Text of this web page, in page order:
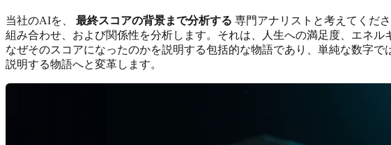
当社のAIを、 最終スコアの背景まで分析する 専門アナリストと考えてくだ
組み合わせ、および関係性を分析します。それは、人生への満足度、エネル
なぜそのスコアになったのかを説明する包括的な物語であり、単純な数字で
説明する物語へと変革します。